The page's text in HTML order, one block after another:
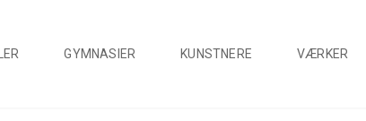
GYMNASIER KUNSTNERE VÆRKER